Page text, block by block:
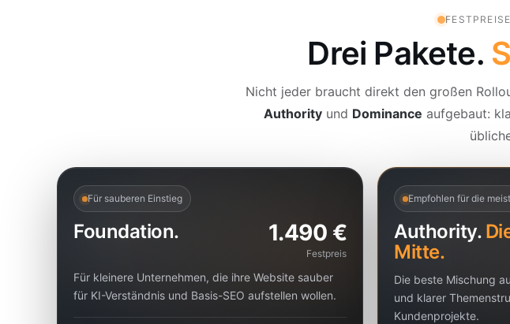
Drei Pakete.
Nicht jeder braucht direkt den großen
Authorityund Dominance aufgebaut:
Für sauberen Einstieg
Foundation. 1.490 €
Festpreis
Für kleinere Unternehmen, die ihre Website sauber
für KI-Verständnis und Basis-SEO aufstellen wollen.
Empfohlen für die
Authority.
Mitte.
Die beste Mischung
und klarer
Kundenprojekte.